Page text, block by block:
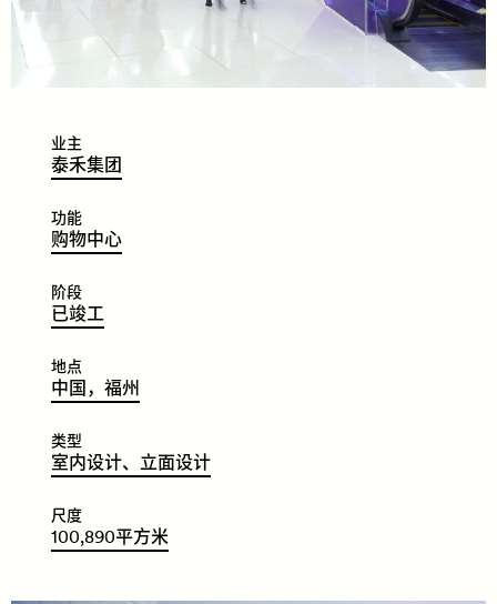
业主
​​​​泰禾集团
功能
​​​​购物中心
阶段
​​​​已竣工
地点
​​​​中国， 福州
类型
​​​​室内设计、 立面设计
尺度
100,890平方米